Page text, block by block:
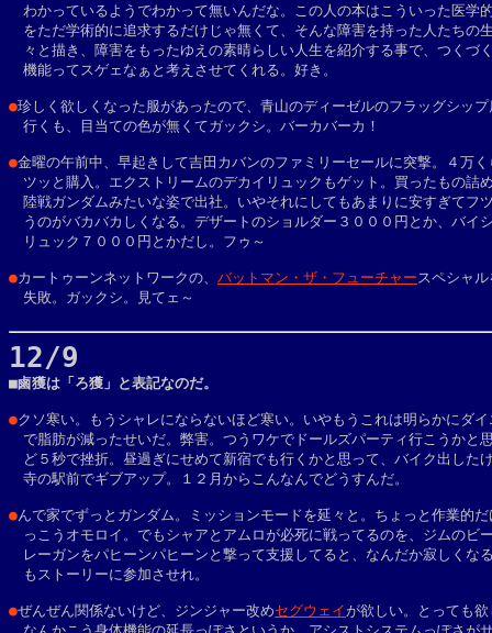
わかっているようでわかって無いんだな。この人の本はこういった医学
をただ学術的に追求するだけじゃ無くて、そんな障害を持った人たちの
々と描き、障害をもったゆえの素晴らしい人生を紹介する事で、つくづ
機能ってスゲェなぁと考えさせてくれる。好き。
●珍しく欲しくなった服があったので、青山のディーゼルのフラッグシップ
行くも、目当ての色が無くてガックシ。バーカバーカ！
●金曜の午前中、早起きして吉田カバンのファミリーセールに突撃。４万く
ツッと購入。エクストリームのデカイリュックもゲット。買ったもの詰
陸戦ガンダムみたいな姿で出社。いやそれにしてもあまりに安すぎてフ
うのがバカバカしくなる。デザートのショルダー３０００円とか、バイ
リュック７０００円とかだし。フゥ～
●カートゥーンネットワークの、 バットマン・ザ・フューチャー スペシャ
失敗。ガックシ。見てェ～
12/9
■鹵獲は「ろ獲」と表記なのだ。
●クソ寒い。もうシャレにならないほど寒い。いやもうこれは明らかにダ
で脂肪が減ったせいだ。弊害。つうワケでドールズパーティ行こうかと
ど５秒で挫折。昼過ぎにせめて新宿でも行くかと思って、バイク出した
寺の駅前でギブアップ。１２月からこんなんでどうすんだ。
●んで家でずっとガンダム。ミッションモードを延々と。ちょっと作業的
っこうオモロイ。でもシャアとアムロが必死に戦ってるのを、ジムのビ
レーガンをパヒーンパヒーンと撃って支援してると、なんだか寂しくな
もストーリーに参加させれ。
●ぜんぜん関係ないけど、ジンジャー改めセグウェイが欲しい。とっても欲
なんかこう身体機能の延長っぽさというか、アシストシステムっぽさが